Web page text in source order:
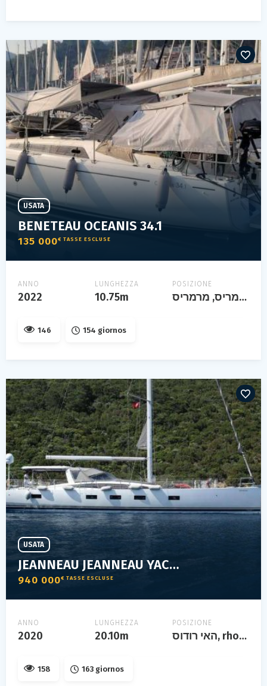
BENETEAU OCEANIS 34.1
135 000€ TASSE ESCLUSE
USATA
ANNO
2022
LUNGHEZZA
10.75m
POSIZIONE
מרמריס, מרמריס, turquie
146 154 giornos
JEANNEAU JEANNEAU YACHTS 64
940 000€ TASSE ESCLUSE
USATA
ANNO
2020
LUNGHEZZA
20.10m
POSIZIONE
האי רודוס, rhodes, grèce
158 163 giornos